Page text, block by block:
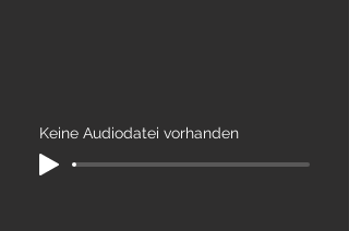
Keine Audiodatei vorhanden